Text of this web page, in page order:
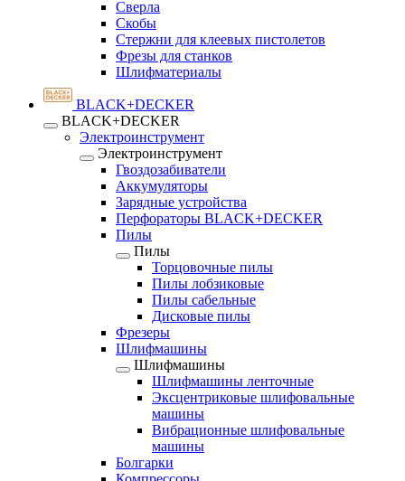
Сверла
Скобы
Стержни для клеевых пистолетов
Фрезы для станков
Шлифматериалы
BLACK+DECKER
BLACK+DECKER
Электроинструмент
Электроинструмент
Гвоздозабиватели
Аккумуляторы
Зарядные устройства
Перфораторы BLACK+DECKER
Пилы
Пилы
Торцовочные пилы
Пилы лобзиковые
Пилы сабельные
Дисковые пилы
Фрезеры
Шлифмашины
Шлифмашины
Шлифмашины ленточные
Эксцентриковые шлифовальные
машины
Вибрационные шлифовальные
машины
Болгарки